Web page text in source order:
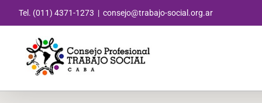
Tel. (011) 4371-1273 | consejo@trabajo-social.org.ar